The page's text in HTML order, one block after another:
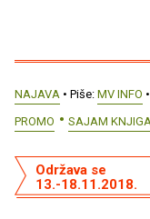
NAJAVA • Piše: MV INFO
PROMO
SAJAM
Održava se
13.-18.11.2018.